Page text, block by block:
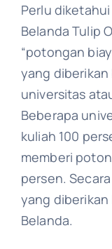
Perlu
Belanda Tulip
“potongan
yang
universitas
Beberapa
kuliah 100
memberi
persen.
yang diberikan
Belanda.